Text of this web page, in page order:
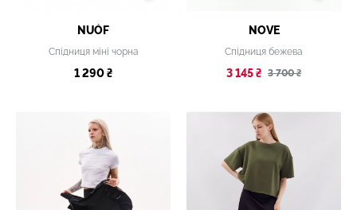
NUÓF
Спідниця міні чорна
1 290 ₴
NOVE
Спідниця бежева
3 145 ₴ 3 700 ₴